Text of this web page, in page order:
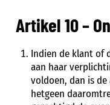
Artikel 10 –
Indien de klant of
aan haar
voldoen, dan is
hetgeen